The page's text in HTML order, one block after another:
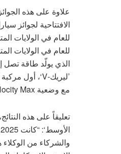
مع وضعية Velocity Max.
تعليقاً على هذه
والشركاء من الوكلاء